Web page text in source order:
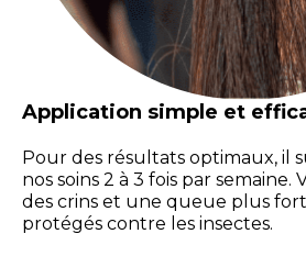
Application simple et
Pour des résultats optimaux, il
nos soins 2 à 3 fois par semaine.
des crins et une queue plus
protégés contre les insectes.